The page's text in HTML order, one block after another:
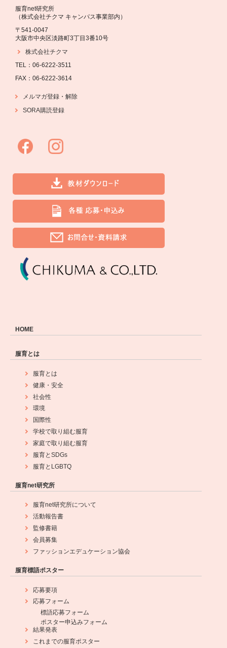
服育net研究所
（株式会社チクマ キャンパス事業部内）
〒541-0047
大阪市中央区淡路町3丁目3番10号
株式会社チクマ
TEL：06-6222-3511
FAX：06-6222-3614
メルマガ登録 ・ 解除
SORA購読登録
HOME
服育とは
服育とは
健康・安全
社会性
環境
国際性
学校で取り組む服育
家庭で取り組む服育
服育とSDGs
服育とLGBTQ
服育net研究所
服育net研究所について
活動報告書
監修書籍
会員募集
ファッションエデュケーション協会
服育標語ポスター
応募要項
応募フォーム
標語応募フォーム
ポスター申込みフォーム
結果発表
これまでの服育ポスター